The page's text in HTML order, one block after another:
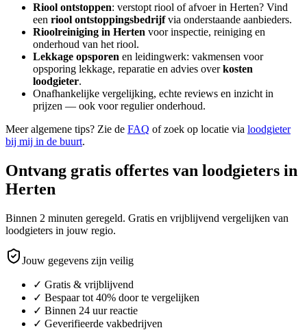
Riool ontstoppen: verstopt riool of afvoer in Herten? Vind
een riool ontstoppingsbedrijfvia onderstaande aanbieders.
Rioolreiniging in Herten voor inspectie, reiniging en
onderhoud van het riool.
Lekkage opsporen en leidingwerk: vakmensen voor
opsporing lekkage, reparatie en advies overkosten
loodgieter.
Onafhankelijke vergelijking, echte reviews en inzicht in
prijzen — ook voor regulier onderhoud.
Meer algemene tips? Zie de FAQ of zoek op locatie via loodgieter
bij mij in de buurt.
Ontvang gratis offertes van loodgieters in
Herten
Binnen 2 minuten geregeld. Gratis en vrijblijvend vergelijken van
loodgieters in jouw regio.
Jouw gegevens zijn veilig
✓ Gratis & vrijblijvend
✓ Bespaar tot 40% door te vergelijken
✓ Binnen 24 uur reactie
✓ Geverifieerde vakbedrijven